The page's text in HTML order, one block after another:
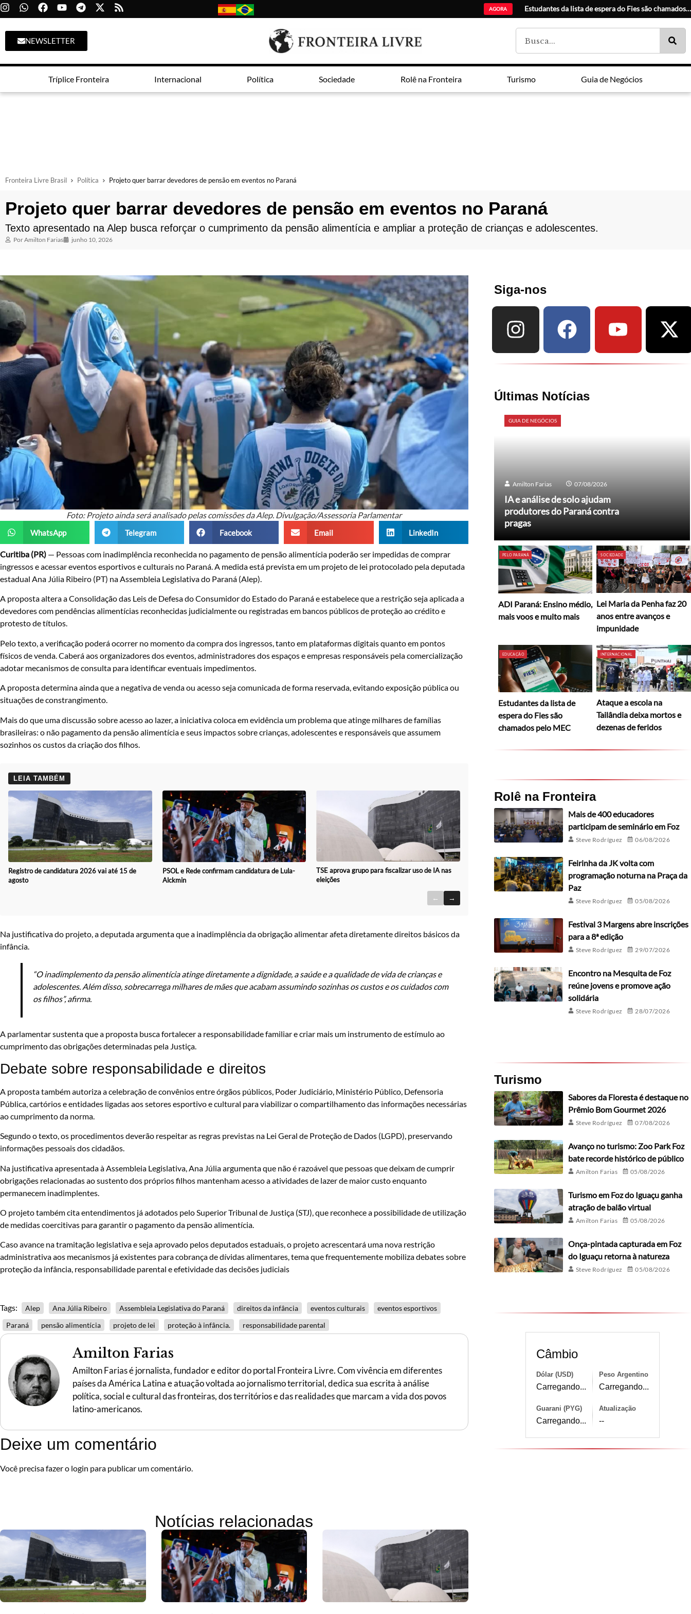
AGORA IA e análise de
NEWSLETTER
Tríplice Fronteira Internacional Política Sociedade Rolê na Fronteira Turismo Guia de Negócios
Fronteira Livre Brasil Política Projeto quer barrar devedores de pensão em eventos no Paraná
Projeto quer barrar devedores de pensão em eventos no Paraná
Texto apresentado na Alep busca reforçar o cumprimento da pensão alimentícia e ampliar a proteção de crianças e adolescentes.
PorAmilton Farias junho 10, 2026
Foto: Projeto ainda será analisado pelas comissões da Alep. Divulgação/Assessoria Parlamentar
WhatsApp Telegram Facebook Email LinkedIn
Curitiba (PR) — Pessoas com inadimplência reconhecida no pagamento de pensão alimentícia poderão ser impedidas de comprar
ingressos e acessar eventos esportivos e culturais no Paraná. A medida está prevista em um projeto de lei protocolado pela deputada
estadual Ana Júlia Ribeiro (PT) na Assembleia Legislativa do Paraná (Alep).
A proposta altera a Consolidação das Leis de Defesa do Consumidor do Estado do Paraná e estabelece que a restrição seja aplicada a
devedores com pendências alimentícias reconhecidas judicialmente ou registradas em bancos públicos de proteção ao crédito e
protesto de títulos.
Pelo texto, a verificação poderá ocorrer no momento da compra dos ingressos, tanto em plataformas digitais quanto em pontos
físicos de venda. Caberá aos organizadores dos eventos, administradores dos espaços e empresas responsáveis pela comercialização
adotar mecanismos de consulta para identificar eventuais impedimentos.
A proposta determina ainda que a negativa de venda ou acesso seja comunicada de forma reservada, evitando exposição pública ou
situações de constrangimento.
Mais do que uma discussão sobre acesso ao lazer, a iniciativa coloca em evidência um problema que atinge milhares de famílias
brasileiras: o não pagamento da pensão alimentícia e seus impactos sobre crianças, adolescentes e responsáveis que assumem
sozinhos os custos da criação dos filhos.
LEIA TAMBÉM
Registro de candidatura 2026 vai até 15 de
agosto
PSOL e Rede confirmam candidatura de Lula-
Alckmin
TSE aprova grupo para fiscalizar uso de IA nas
eleições
← →
Na justificativa do projeto, a deputada argumenta que a inadimplência da obrigação alimentar afeta diretamente direitos básicos da
infância.
“O inadimplemento da pensão alimentícia atinge diretamente a dignidade, a saúde e a qualidade de vida de crianças e
adolescentes. Além disso, sobrecarrega milhares de mães que acabam assumindo sozinhas os custos e os cuidados com
os filhos”, afirma.
A parlamentar sustenta que a proposta busca fortalecer a responsabilidade familiar e criar mais um instrumento de estímulo ao
cumprimento das obrigações determinadas pela Justiça.
Debate sobre responsabilidade e direitos
A proposta também autoriza a celebração de convênios entre órgãos públicos, Poder Judiciário, Ministério Público, Defensoria
Pública, cartórios e entidades ligadas aos setores esportivo e cultural para viabilizar o compartilhamento das informações necessárias
ao cumprimento da norma.
Segundo o texto, os procedimentos deverão respeitar as regras previstas na Lei Geral de Proteção de Dados (LGPD), preservando
informações pessoais dos cidadãos.
Na justificativa apresentada à Assembleia Legislativa, Ana Júlia argumenta que não é razoável que pessoas que deixam de cumprir
obrigações relacionadas ao sustento dos próprios filhos mantenham acesso a atividades de lazer de maior custo enquanto
permanecem inadimplentes.
O projeto também cita entendimentos já adotados pelo Superior Tribunal de Justiça (STJ), que reconhece a possibilidade de utilização
de medidas coercitivas para garantir o pagamento da pensão alimentícia.
Caso avance na tramitação legislativa e seja aprovado pelos deputados estaduais, o projeto acrescentará uma nova restrição
administrativa aos mecanismos já existentes para cobrança de dívidas alimentares, tema que frequentemente mobiliza debates sobre
proteção da infância, responsabilidade parental e efetividade das decisões judiciais
Tags: Alep Ana Júlia Ribeiro Assembleia Legislativa do Paraná direitos da infância eventos culturais
eventos esportivos
Paraná
pensão alimentícia projeto de lei proteção à infância. responsabilidade parental
Amilton Farias
Amilton Farias é jornalista, fundador e editor do portal Fronteira Livre. Com vivência em diferentes
países da América Latina e atuação voltada ao jornalismo territorial, dedica sua escrita à análise
política, social e cultural das fronteiras, dos territórios e das realidades que marcam a vida dos povos
latino-americanos.
Deixe um comentário
Você precisa fazer o login para publicar um comentário.
Notícias relacionadas
Siga-nos
Últimas Notícias
GUIA DE NEGÓCIOS
Amilton Farias 07/08/2026
IA e análise de solo ajudam
produtores do Paraná contra
pragas
PELO PARANÁ
ADI Paraná: Ensino médio,
mais voos e muito mais
SOCIEDADE
Lei Maria da Penha faz 20
anos entre avanços e
impunidade
EDUCAÇÃO
Estudantes da lista de
espera do Fies são
chamados pelo MEC
INTERNACIONAL
Ataque a escola na
Tailândia deixa mortos e
dezenas de feridos
Rolê na Fronteira
Mais de 400 educadores
participam de seminário em Foz
Steve Rodríguez 06/08/2026
Feirinha da JK volta com
programação noturna na Praça da
Paz
Steve Rodríguez 05/08/2026
Festival 3 Margens abre inscrições
para a 8ª edição
Steve Rodríguez 29/07/2026
Encontro na Mesquita de Foz
reúne jovens e promove ação
solidária
Steve Rodríguez 28/07/2026
Turismo
Sabores da Floresta é destaque no
Prêmio Bom Gourmet 2026
Steve Rodríguez 07/08/2026
Avanço no turismo: Zoo Park Foz
bate recorde histórico de público
Amilton Farias 05/08/2026
Turismo em Foz do Iguaçu ganha
atração de balão virtual
Amilton Farias 05/08/2026
Onça-pintada capturada em Foz
do Iguaçu retorna à natureza
Steve Rodríguez 05/08/2026
Câmbio
Dólar (USD)
Carregando...
Peso Argentino
Carregando...
Guarani (PYG)
Carregando...
Atualização
--